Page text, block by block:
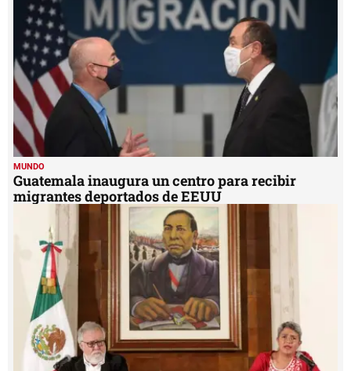
MUNDO
Guatemala inaugura un centro para recibir
migrantes deportados de EEUU